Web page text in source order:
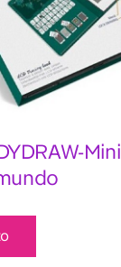
Mini